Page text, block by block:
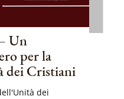
Un
per la
dei Cristiani
dei